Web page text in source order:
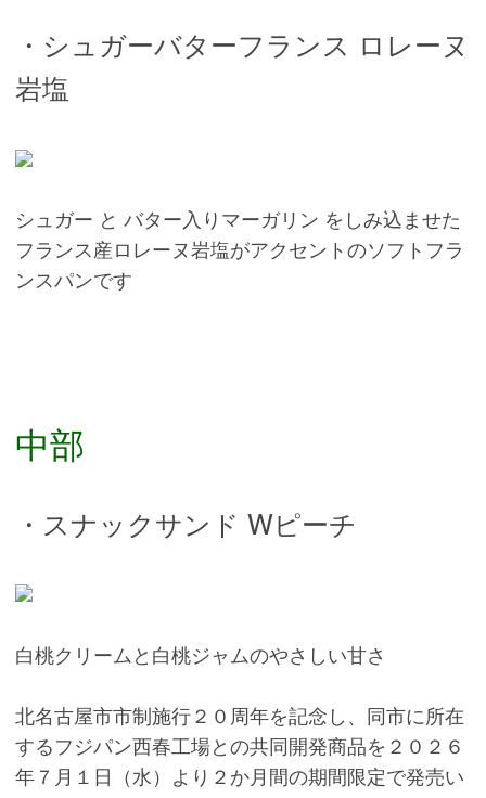
・シュガーバターフランス ロレーヌ
岩塩
シュガー と バター入りマーガリン をしみ込ませた
フランス産ロレーヌ岩塩がアクセントのソフトフラ
ンスパンです
中部
・スナックサンド Wピーチ
白桃クリームと白桃ジャムのやさしい甘さ
北名古屋市市制施行２０周年を記念し、同市に所在
するフジパン西春工場との共同開発商品を２０２６
年７月１日（水）より２か月間の期間限定で発売い